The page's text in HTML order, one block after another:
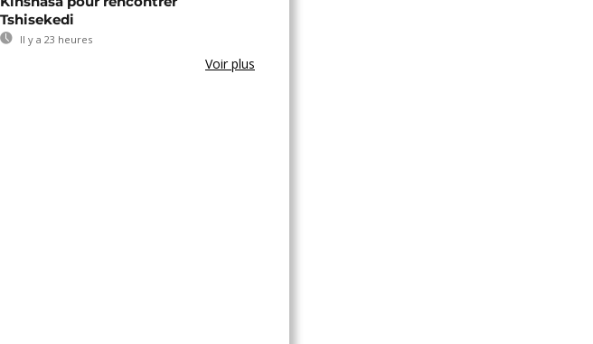
Tshisekedi
Il y a 23 heures
Voir plus